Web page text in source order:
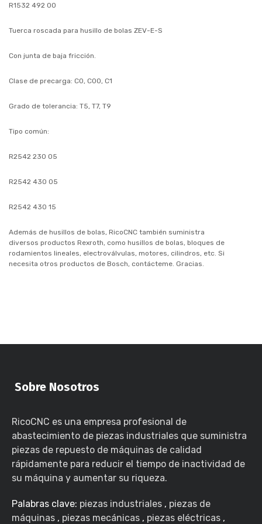
R1532 492 00
Tuerca roscada para husillo de bolas ZEV-E-S
Con junta de baja fricción.
Clase de precarga: C0, C00, C1
Grado de tolerancia: T5, T7, T9
Tipo común:
R2542 230 05
R2542 430 05
R2542 430 15
Además de husillos de bolas, RicoCNC también suministra
diversos productos Rexroth, como husillos de bolas, bloques de
rodamientos lineales, electroválvulas, motores, cilindros, etc. Si
necesita otros productos de Bosch, contácteme. Gracias.
Sobre Nosotros
RicoCNC es una empresa profesional de
abastecimiento de piezas industriales que suministra
piezas de repuesto de máquinas de calidad
rápidamente para reducir el tiempo de inactividad de
su máquina y aumentar su riqueza.
Palabras clave: piezas industriales , piezas de
máquinas , piezas mecánicas , piezas eléctricas ,